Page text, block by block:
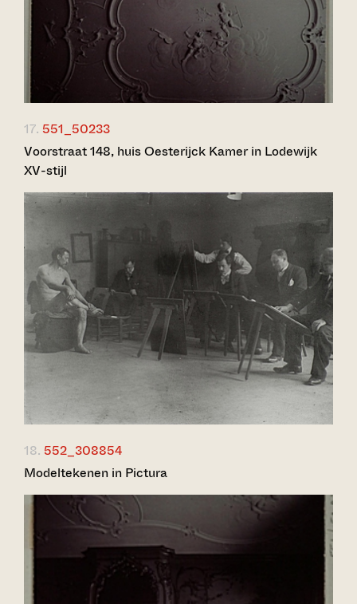
17. 551_50233
Voorstraat 148, huis Oesterijck Kamer in Lodewijk
XV-stijl
18. 552_308854
Modeltekenen in Pictura